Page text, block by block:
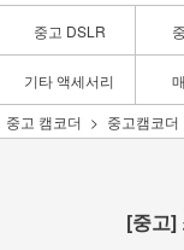
중고 DSLR
기타 액세서리
중고 캠코더
중고캠코더
[중고]